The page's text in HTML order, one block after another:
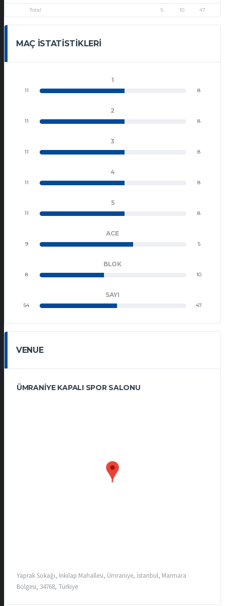
Total 5 10 47
MAÇ İSTATISTIKLERI
1
11 8
2
11 8
3
11 8
4
11 8
5
11 8
ACE
9 5
BLOK
8 10
SAYI
54 47
VENUE
ÜMRANIYE KAPALI SPOR SALONU
Yaprak Sokağı, İnkılap Mahallesi, Ümraniye, İstanbul, Marmara
Bölgesi, 34768, Türkiye